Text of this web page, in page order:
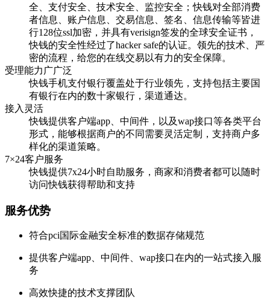
全、支付安全、技术安全、监控安全；快钱对全部消费
者信息、账户信息、交易信息、签名、信息传输等皆进
行128位ssl加密，并具有verisign签发的全球安全证书，
快钱的安全性经过了hacker safe的认证。领先的技术、严
密的流程，给您的在线交易以有力的安全保障。
受理能力广广泛
快钱手机支付银行覆盖处于行业领先，支持包括主要国
有银行在内的数十家银行，渠道通达。
接入灵活
快钱提供客户端app、中间件，以及wap接口等各类平台
形式，能够根据商户的不同需要灵活定制，支持商户多
样化的渠道策略。
7×24客户服务
快钱提供7x24小时自助服务，商家和消费者都可以随时
访问快钱获得帮助和支持
服务优势
符合pci国际金融安全标准的数据存储规范
提供客户端app、中间件、wap接口在内的一站式接入服
务
高效快捷的技术支撑团队